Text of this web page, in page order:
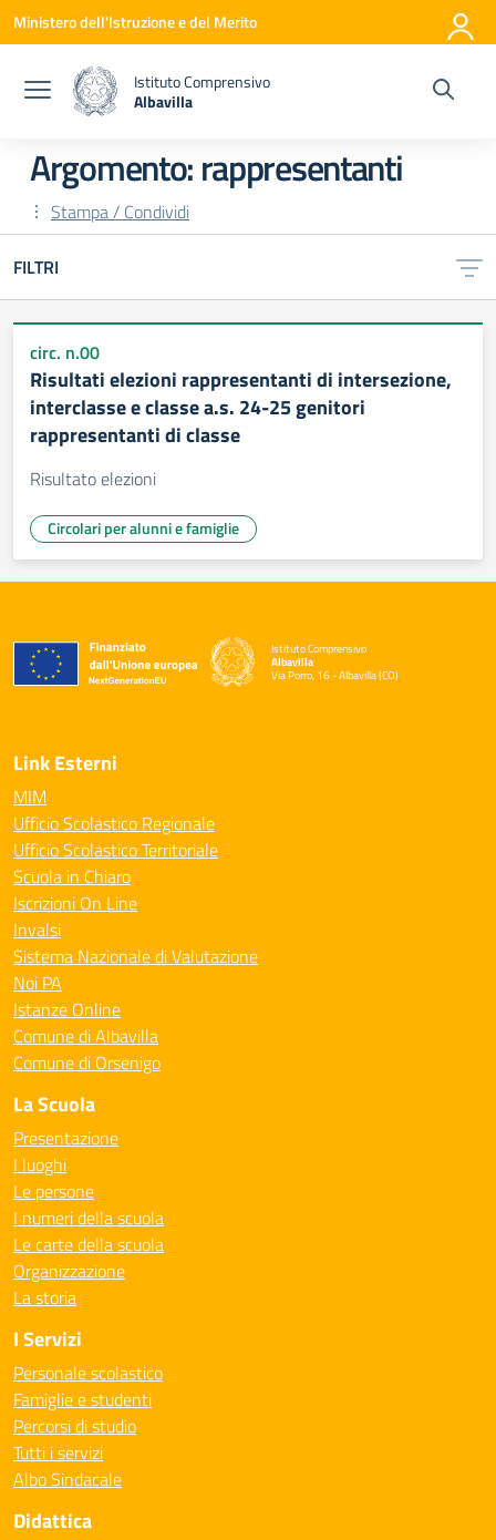
Vai ai contenuti
Vai al menu di navigazione
Vai al footer
Ministero dell'Istruzione e del Merito
Istituto Comprensivo
Albavilla
Argomento: rappresentanti
Stampa / Condividi
FILTRI
circ. n.00
Risultati elezioni rappresentanti di intersezione,
interclasse e classe a.s. 24-25 genitori
rappresentanti di classe
Risultato elezioni
Circolari per alunni e famiglie
Istituto Comprensivo
Albavilla
Via Porro, 16 - Albavilla (CO)
— Visita la pagina iniziale della scuola
Link Esterni
MIM
Ufficio Scolastico Regionale
Ufficio Scolastico Territoriale
Scuola in Chiaro
Iscrizioni On Line
Invalsi
Sistema Nazionale di Valutazione
Noi PA
Istanze Online
Comune di Albavilla
Comune di Orsenigo
La Scuola
Presentazione
I luoghi
Le persone
I numeri della scuola
Le carte della scuola
Organizzazione
La storia
I Servizi
Personale scolastico
Famiglie e studenti
Percorsi di studio
Tutti i servizi
Albo Sindacale
Didattica